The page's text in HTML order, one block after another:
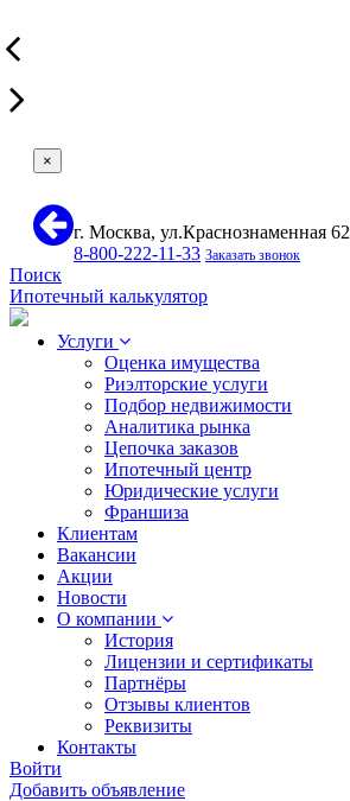
×
г. Москва, ул.Краснознаменная 62
8-800-222-11-33 Заказать звонок
Поиск
Ипотечный калькулятор
Услуги
Оценка имущества
Риэлторские услуги
Подбор недвижимости
Аналитика рынка
Цепочка заказов
Ипотечный центр
Юридические услуги
Франшиза
Клиентам
Вакансии
Акции
Новости
О компании
История
Лицензии и сертификаты
Партнёры
Отзывы клиентов
Реквизиты
Контакты
Войти
Добавить объявление